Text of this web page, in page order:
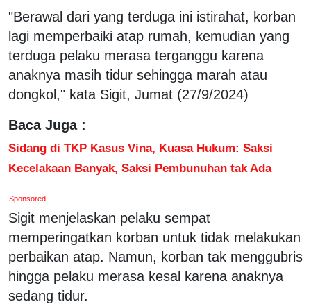
"Berawal dari yang terduga ini istirahat, korban
lagi memperbaiki atap rumah, kemudian yang
terduga pelaku merasa terganggu karena
anaknya masih tidur sehingga marah atau
dongkol," kata Sigit, Jumat (27/9/2024)
Baca Juga :
Sidang di TKP Kasus Vina, Kuasa Hukum: Saksi
Kecelakaan Banyak, Saksi Pembunuhan tak Ada
Sponsored
Sigit menjelaskan pelaku sempat
memperingatkan korban untuk tidak melakukan
perbaikan atap. Namun, korban tak menggubris
hingga pelaku merasa kesal karena anaknya
sedang tidur.